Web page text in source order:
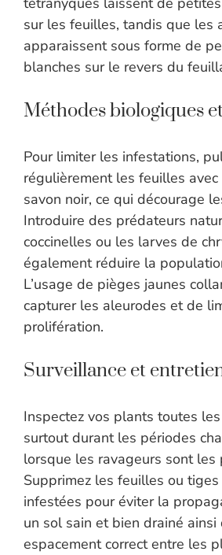
sur les feuilles, tandis que les
apparaissent sous forme de
blanches sur le revers du
Méthodes biologiques
Pour limiter les infestations,
régulièrement les feuilles avec
savon noir, ce qui décourage
Introduire des prédateurs
coccinelles ou les larves de
également réduire la
L’usage de pièges jaunes
capturer les aleurodes et de
prolifération.
Surveillance et
Inspectez vos plants toutes
surtout durant les périodes
lorsque les ravageurs sont les
Supprimez les feuilles ou
infestées pour éviter la
un sol sain et bien drainé ainsi
espacement correct entre les